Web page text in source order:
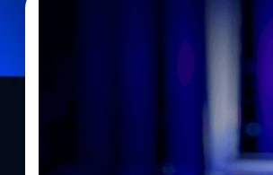
ยืนยันอีกเสียงจากทาง Intel